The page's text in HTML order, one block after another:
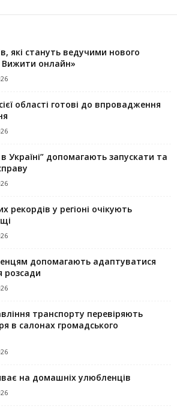
які стануть ведучими нового
Вижити онлайн»
області готові до впровадження
Україні” допомагають запускaти та
рекордів у регіоні очікують
допомагають адаптуватися
розсади
транспорту перевіряють
в салонах громадського
на домашніх улюбленців